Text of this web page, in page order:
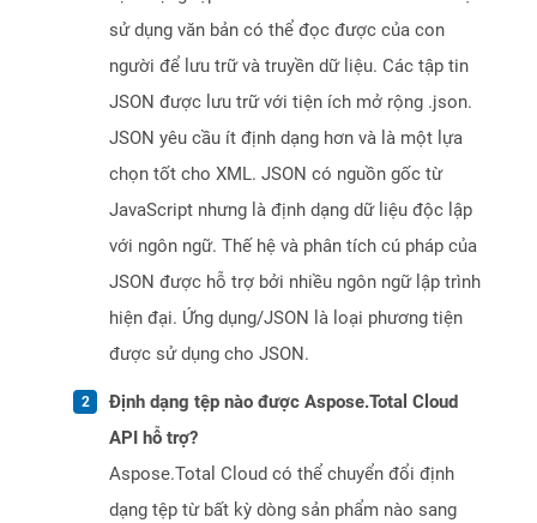
sử dụng văn bản có thể đọc được của con
người để lưu trữ và truyền dữ liệu. Các tập tin
JSON được lưu trữ với tiện ích mở rộng .json.
JSON yêu cầu ít định dạng hơn và là một lựa
chọn tốt cho XML. JSON có nguồn gốc từ
JavaScript nhưng là định dạng dữ liệu độc lập
với ngôn ngữ. Thế hệ và phân tích cú pháp của
JSON được hỗ trợ bởi nhiều ngôn ngữ lập trình
hiện đại. Ứng dụng/JSON là loại phương tiện
được sử dụng cho JSON.
Định dạng tệp nào được Aspose.Total Cloud
API hỗ trợ?
Aspose.Total Cloud có thể chuyển đổi định
dạng tệp từ bất kỳ dòng sản phẩm nào sang